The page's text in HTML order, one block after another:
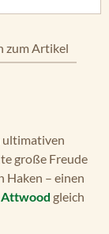
zum Artikel
ultimativen
große Freude
Haken – einen
Attwood gleich